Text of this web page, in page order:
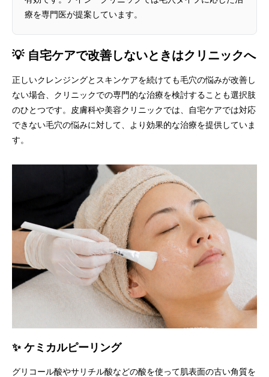
療を専門医が提案しています。
💡 自宅ケアで改善しないときはクリニックへ
正しいクレンジングとスキンケアを続けても毛穴の悩みが改善し
ない場合、クリニックでの専門的な治療を検討することも選択肢
のひとつです。皮膚科や美容クリニックでは、自宅ケアでは対応
できない毛穴の悩みに対して、より効果的な治療を提供していま
す。
✨ ケミカルピーリング
グリコール酸やサリチル酸などの酸を使って肌表面の古い角質を